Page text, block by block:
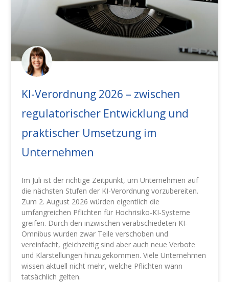
KI-Verordnung 2026 – zwischen
regulatorischer Entwicklung und
praktischer Umsetzung im
Unternehmen
Im Juli ist der richtige Zeitpunkt, um Unternehmen auf
die nächsten Stufen der KI-Verordnung vorzubereiten.
Zum 2. August 2026 würden eigentlich die
umfangreichen Pflichten für Hochrisiko-KI-Systeme
greifen. Durch den inzwischen verabschiedeten KI-
Omnibus wurden zwar Teile verschoben und
vereinfacht, gleichzeitig sind aber auch neue Verbote
und Klarstellungen hinzugekommen. Viele Unternehmen
wissen aktuell nicht mehr, welche Pflichten wann
tatsächlich gelten.